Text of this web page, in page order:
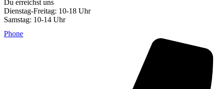
Du erreichst uns
Dienstag-Freitag: 10-18 Uhr
Samstag: 10-14 Uhr
Phone